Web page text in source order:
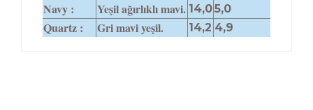
Navy : Yeşil ağırlıklı mavi. 14,05,0
Quartz : Gri mavi yeşil. 14,2 4,9